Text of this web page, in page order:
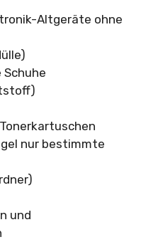
Altgeräte ohne
nur bestimmte
und